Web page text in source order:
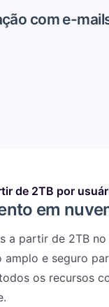
com e-
de 2TB por
em
a partir de 2TB
e seguro
os recursos